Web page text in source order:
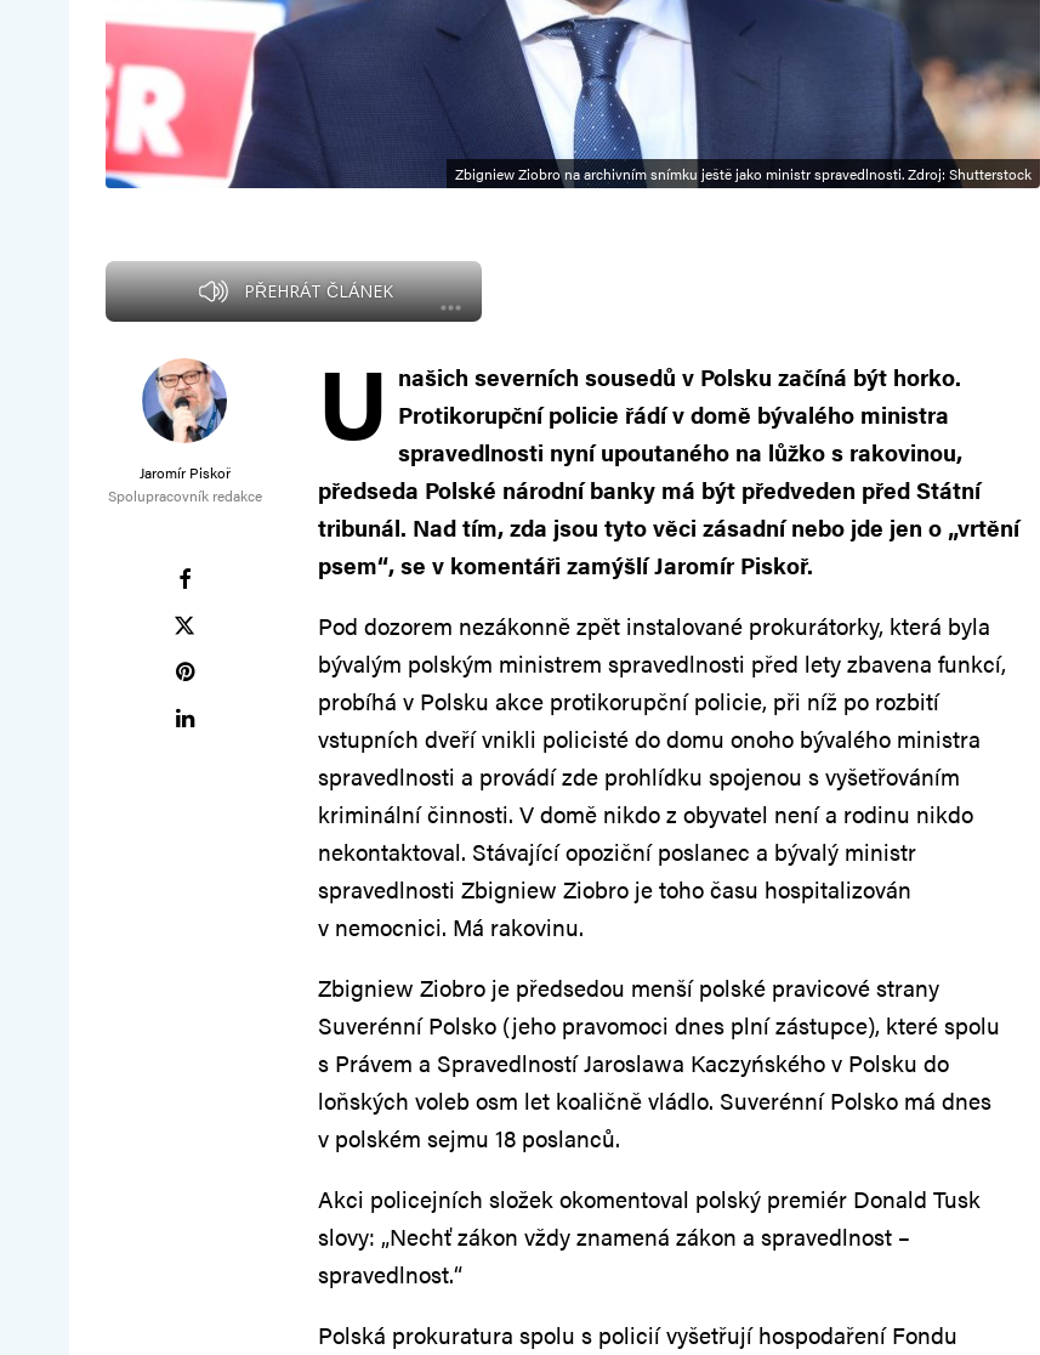
Zbigniew Ziobro na archivním snímku ještě jako ministr spravedlnosti. Zdroj: Shutterstock
PŘEHRÁT ČLÁNEK
Jaromír Piskoř
Spolupracovník redakce
U našich severních sousedů v Polsku začíná být horko.
Protikorupční policie řádí v domě bývalého ministra
spravedlnosti nyní upoutaného na lůžko s rakovinou,
předseda Polské národní banky má být předveden před Státní
tribunál. Nad tím, zda jsou tyto věci zásadní nebo jde jen o „vrtění
psem“, se v komentáři zamýšlí Jaromír Piskoř.
Pod dozorem nezákonně zpět instalované prokurátorky, která byla
bývalým polským ministrem spravedlnosti před lety zbavena funkcí,
probíhá v Polsku akce protikorupční policie, při níž po rozbití
vstupních dveří vnikli policisté do domu onoho bývalého ministra
spravedlnosti a provádí zde prohlídku spojenou s vyšetřováním
kriminální činnosti. V domě nikdo z obyvatel není a rodinu nikdo
nekontaktoval. Stávající opoziční poslanec a bývalý ministr
spravedlnosti Zbigniew Ziobro je toho času hospitalizován
v nemocnici. Má rakovinu.
Zbigniew Ziobro je předsedou menší polské pravicové strany
Suverénní Polsko (jeho pravomoci dnes plní zástupce), které spolu
s Právem a Spravedlností Jaroslawa Kaczyńského v Polsku do
loňských voleb osm let koaličně vládlo. Suverénní Polsko má dnes
v polském sejmu 18 poslanců.
Akci policejních složek okomentoval polský premiér Donald Tusk
slovy: „Nechť zákon vždy znamená zákon a spravedlnost –
spravedlnost.“
Polská prokuratura spolu s policií vyšetřují hospodaření Fondu